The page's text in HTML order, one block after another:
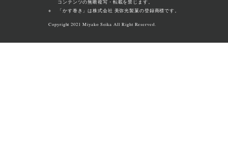
コンテンツの無断複写・転載を禁じます。
「かす巻き」は株式会社 美弥光製菓の登録商標です。
Copyright 2021 Miyako Seika All Right Reserved.